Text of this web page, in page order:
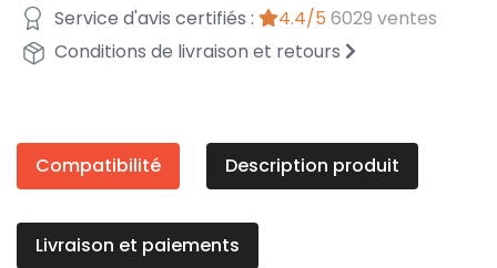
Service d'avis certifiés :
4.4/5 6029 ventes
Conditions de livraison et retours
Compatibilité Description produit
Livraison et paiements